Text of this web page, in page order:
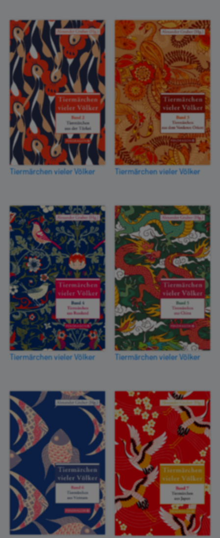
Tiermärchen vieler Völker Tiermärchen vieler Völker
Tiermärchen vieler Völker Tiermärchen vieler Völker